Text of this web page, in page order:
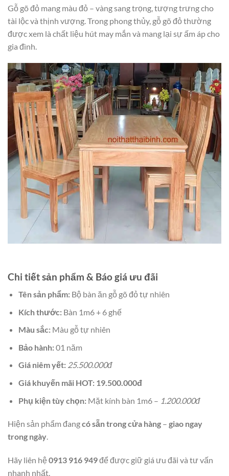
Gỗ gõ đỏ mang màu đỏ – vàng sang trọng, tượng trưng cho
tài lộc và thịnh vượng. Trong phong thủy, gỗ gõ đỏ thường
được xem là chất liệu hút may mắn và mang lại sự ấm áp cho
gia đình.
Chi tiết sản phẩm & Báo giá ưu đãi
Tên sản phẩm:Bộ bàn ăn gỗ gõ đỏ tự nhiên
Kích thước:Bàn 1m6 + 6 ghế
Màu sắc:Màu gỗ tự nhiên
Bảo hành:01 năm
Giá niêm yết: 25.500.000đ
Giá khuyến mãi HOT: 19.500.000đ
Phụ kiện tùy chọn:Mặt kính bàn 1m6 – 1.200.000đ
Hiện sản phẩm đangcó sẵn trong cửa hàng – giao ngay
trong ngày.
Hãy liên hệ 0913 916 949để được giữ giá ưu đãi và tư vấn
nhanh nhất.